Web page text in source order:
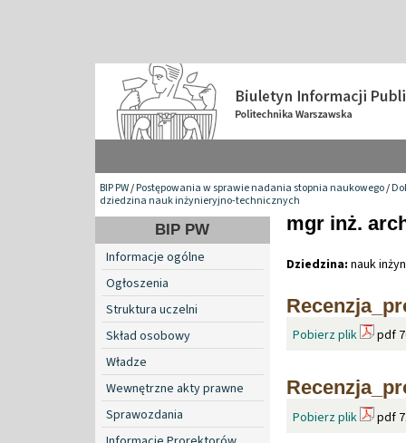
BIP PW/Postępowania w sprawie nadania stopnia naukowego/
dziedzina nauk inżynieryjno-technicznych
BIP PW
Informacje ogólne
Ogłoszenia
Struktura uczelni
Skład osobowy
Władze
Wewnętrzne akty prawne
Sprawozdania
mgr inż.
Dziedzina: nauk
Pobierz plik pdf
Pobierz plik pdf